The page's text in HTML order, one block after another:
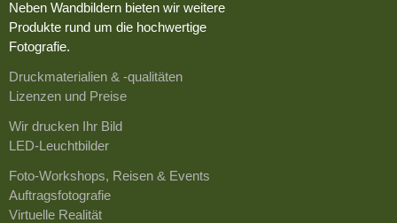
Neben Wandbildern bieten wir weitere
Produkte rund um die hochwertige
Fotografie.
Druckmaterialien & -qualitäten
Lizenzen und Preise
Wir drucken Ihr Bild
LED-Leuchtbilder
Foto-Workshops, Reisen & Events
Auftragsfotografie
Virtuelle Realität